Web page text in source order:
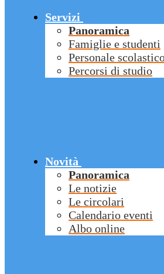
Servizi
Panoramica
Famiglie e studenti
Personale
Percorsi di studio
Novità
Panoramica
Le notizie
Le circolari
Calendario eventi
Albo online